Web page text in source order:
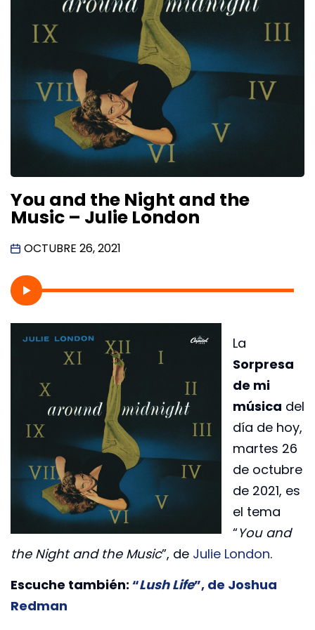
You and the Night and the
Music – Julie London
OCTUBRE 26, 2021
La
Sorpresa
de mi
música del
día de hoy,
martes 26
de octubre
de 2021, es
el tema
“You and
the Night and the Music”, de Julie London.
Escuche también: “Lush Life”, de Joshua
Redman